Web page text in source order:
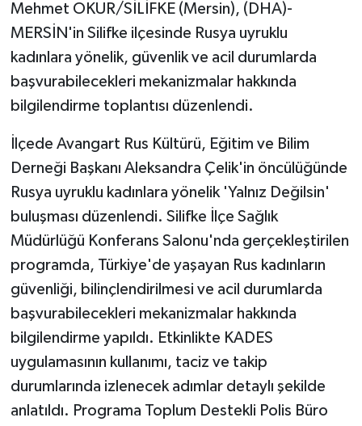
Mehmet OKUR/SİLİFKE (Mersin), (DHA)-
MERSİN'in Silifke ilçesinde Rusya uyruklu
kadınlara yönelik, güvenlik ve acil durumlarda
başvurabilecekleri mekanizmalar hakkında
bilgilendirme toplantısı düzenlendi.
İlçede Avangart Rus Kültürü, Eğitim ve Bilim
Derneği Başkanı Aleksandra Çelik'in öncülüğünde
Rusya uyruklu kadınlara yönelik 'Yalnız Değilsin'
buluşması düzenlendi. Silifke İlçe Sağlık
Müdürlüğü Konferans Salonu'nda gerçekleştirilen
programda, Türkiye'de yaşayan Rus kadınların
güvenliği, bilinçlendirilmesi ve acil durumlarda
başvurabilecekleri mekanizmalar hakkında
bilgilendirme yapıldı. Etkinlikte KADES
uygulamasının kullanımı, taciz ve takip
durumlarında izlenecek adımlar detaylı şekilde
anlatıldı. Programa Toplum Destekli Polis Büro